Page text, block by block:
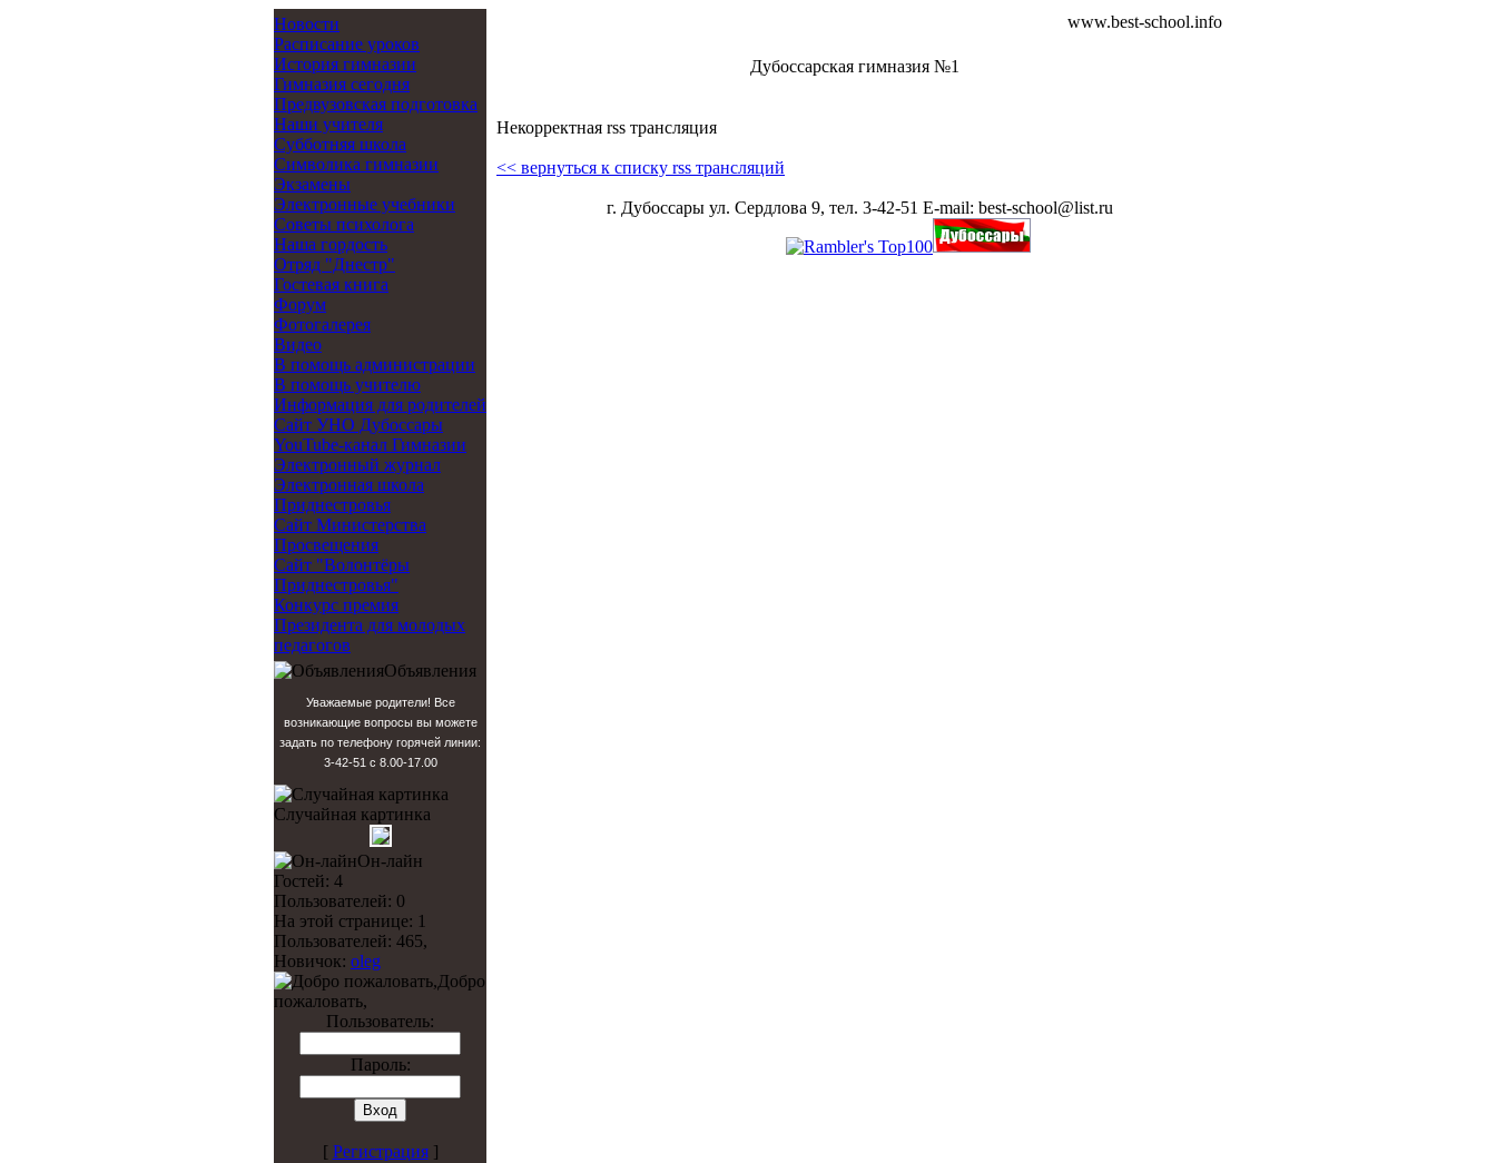
Новости
Расписание уроков
История гимназии
Гимназия сегодня
Предвузовская подготовка
Наши учителя
Субботняя школа
Символика гимназии
Экзамены
Электронные учебники
Советы психолога
Наша гордость
Отряд "Днестр"
Гостевая книга
Форум
Фотогалерея
Видео
В помощь администрации
В помощь учителю
Информация для родителей
Cайт УНО Дубоссары
YouTube-канал Гимназии
Электронный журнал
Электронная школа
Приднестровья
Сайт Министерства
Просвещения
Сайт "Волонтёры
Приднестровья"
Конкурс премия
Президента для молодых
педагогов
Объявления
Уважаемые родители! Все
возникающие вопросы вы можете
задать по телефону горячей линии:
3-42-51 с 8.00-17.00
Случайная картинка
Он-лайн
Гостей: 4
Пользователей: 0
На этой странице: 1
Пользователей: 465,
Новичок: oleg
Добро
пожаловать,
Пользователь:
Пароль:
[ Регистрация]
www.best-school.info
Дубоссарская гимназия №1
Некорректная rss трансляция
<< вернуться к списку rss трансляций
г. Дубоссары ул. Сердлова 9, тел. 3-42-51 E-mail: best-school@list.ru